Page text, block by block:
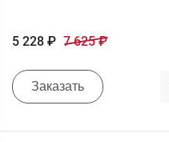
5 228 ₽ 7 625 ₽
Заказать